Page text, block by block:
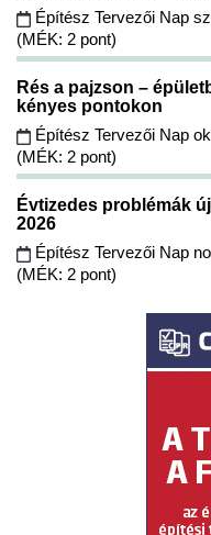
Építész Tervezői Nap
(MÉK: 2 pont)
Rés a pajzson –
kényes pontokon
Építész Tervezői Nap
(MÉK: 2 pont)
Évtizedes problémák
2026
Építész Tervezői Nap
(MÉK: 2 pont)